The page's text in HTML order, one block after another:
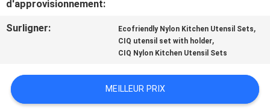
NOUS
CITATION
d'approvisionnement:
Surligner: Ecofriendly Nylon Kitchen Utensil Sets,
CIQ utensil set with holder,
CIQ Nylon Kitchen Utensil Sets
MEILLEUR PRIX